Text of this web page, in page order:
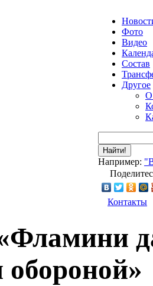
Фото
Видео
Состав
Другое
О
Найти!
Например:
Контакты
обороной»